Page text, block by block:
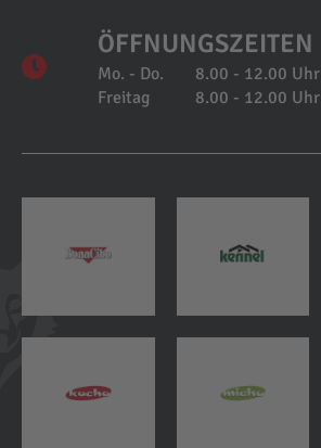
ÖFFNUNGSZEITEN
Mo. - Do. 8.00 - 12.00 Uhr
Freitag
8.00 - 12.00 Uhr